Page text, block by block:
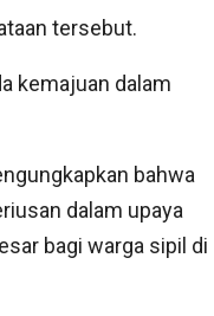
tersebut.
kemajuan dalam
bahwa
dalam upaya
bagi warga sipil di